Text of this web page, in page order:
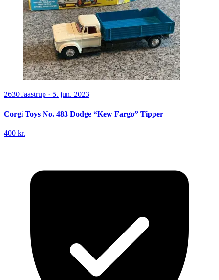
2630Taastrup · 5. jun. 2023
Corgi Toys No. 483 Dodge “Kew Fargo” Tipper
400 kr.